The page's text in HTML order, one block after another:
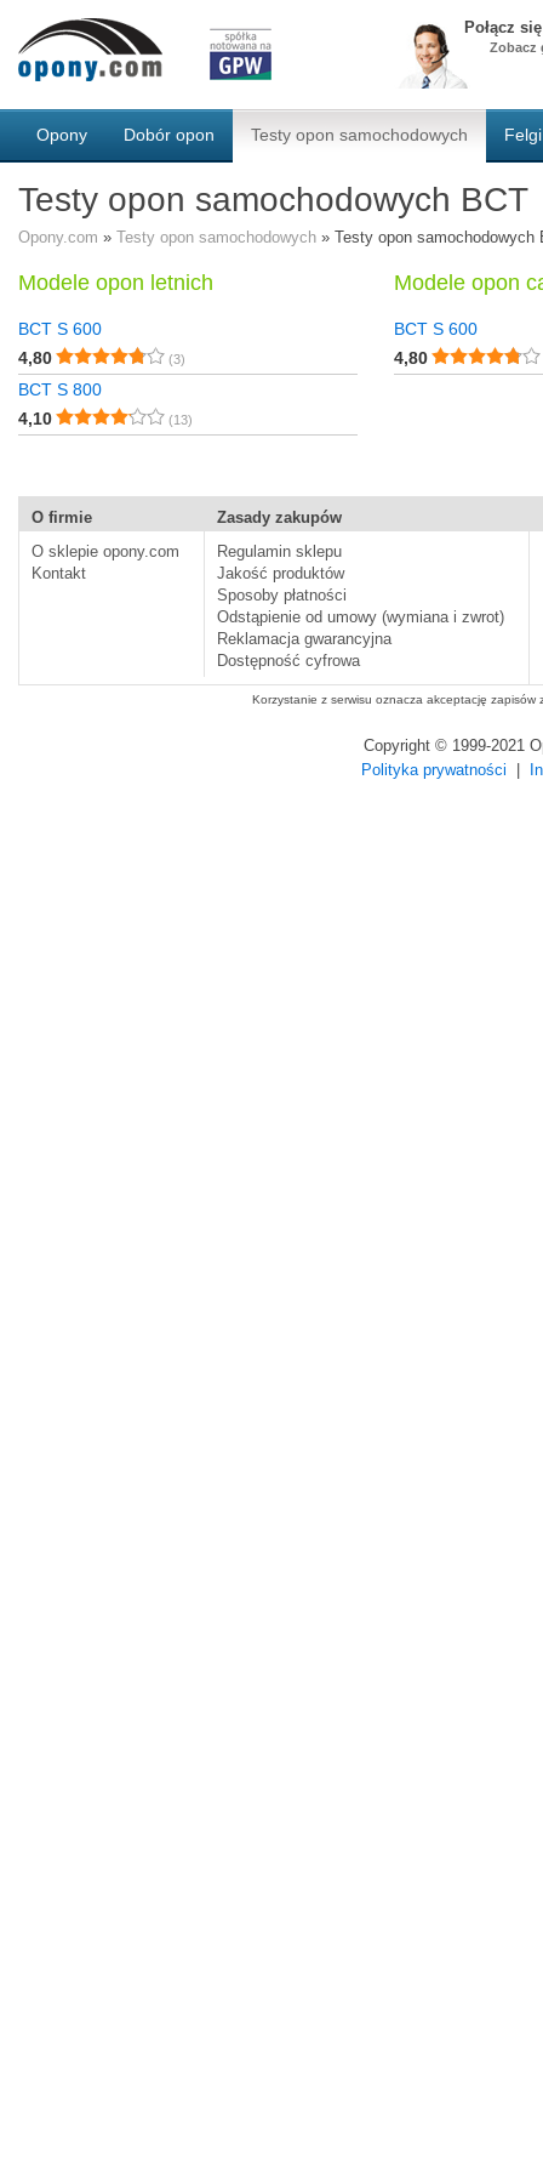
Połącz
Zobacz
Opony Dobór opon Testy opon samochodowych
Testy opon samochodowych BCT
Opony.com » Testy opon samochodowych » Testy opon samochodowych
Modele opon letnich
BCT S 600
4,80
(3)
BCT S 800
4,10
(13)
Modele opon
BCT S 600
4,80
O firmie
O sklepie opony.com
Kontakt
Zasady zakupów
Regulamin sklepu
Jakość produktów
Sposoby płatności
Odstąpienie od umowy (wymiana i zwrot)
Reklamacja gwarancyjna
Dostępność cyfrowa
Korzystanie z serwisu oznacza akceptację zapisów
Copyright © 1999-2021
Polityka prywatności